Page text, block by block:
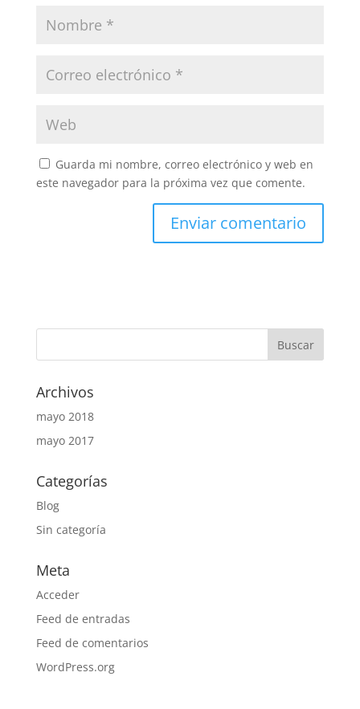
Guarda mi nombre, correo electrónico y web en
este navegador para la próxima vez que comente.
Archivos
mayo 2018
mayo 2017
Categorías
Blog
Sin categoría
Meta
Acceder
Feed de entradas
Feed de comentarios
WordPress.org